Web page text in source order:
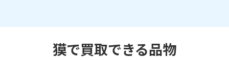
獏で買取できる品物